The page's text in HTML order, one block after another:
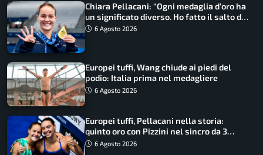
Chiara Pellacani: “Ogni medaglia d’oro ha
un significato diverso. Ho fatto il salto di
qualità”
6 Agosto 2026
Europei tuffi, Wang chiude ai piedi del
podio: Italia prima nel medagliere
6 Agosto 2026
Europei tuffi, Pellacani nella storia:
quinto oro con Pizzini nel sincro da 3
metri
6 Agosto 2026